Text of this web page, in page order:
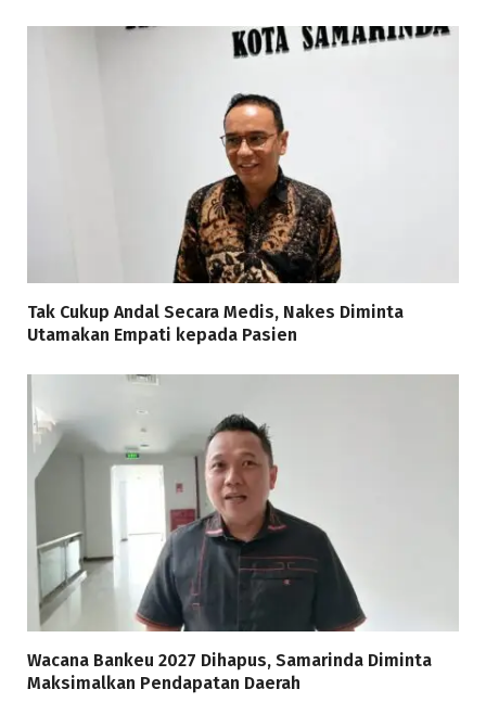
Tak Cukup Andal Secara Medis, Nakes Diminta
Utamakan Empati kepada Pasien
Wacana Bankeu 2027 Dihapus, Samarinda Diminta
Maksimalkan Pendapatan Daerah